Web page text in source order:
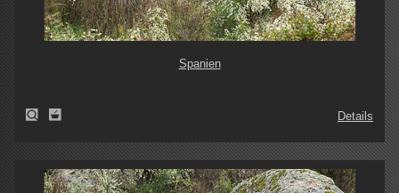
Spanien
Details